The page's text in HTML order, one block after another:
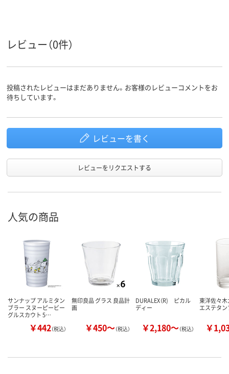
レビュー（0件）
投稿されたレビューはまだありません。お客様のレビューコメントをお
待ちしています。
レビューを書く
レビューをリクエストする
人気の商品
サンナップ アルミタン
ブラー スヌーピービー
グルスカウト 5…
￥442（税込）
無印良品 グラス 良品計
画
￥450～（税込）
DURALEX（R) ピカル
ディー
￥2,180～（税込）
東洋佐々
エステタ
￥